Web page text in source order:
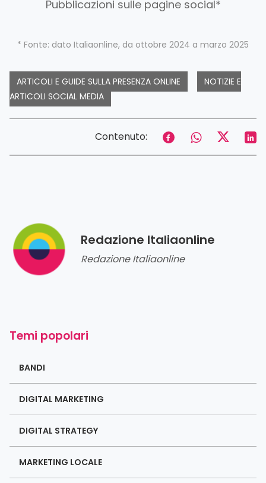
Pubblicazioni sulle pagine social*
* Fonte: dato Italiaonline, da ottobre 2024 a marzo 2025
ARTICOLI E GUIDE SULLA PRESENZA ONLINE
NOTIZIE E
ARTICOLI SOCIAL MEDIA
Contenuto:
Redazione Italiaonline
Redazione Italiaonline
Temi popolari
BANDI
DIGITAL MARKETING
DIGITAL STRATEGY
MARKETING LOCALE